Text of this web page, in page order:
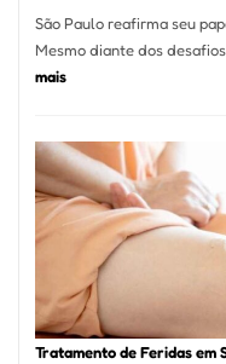
São Paulo reafirma seu
Mesmo diante dos
mais:
de
São
Paulo
Inicia
2025
com
Crescimento
Recorde
Tratamento de Feridas em